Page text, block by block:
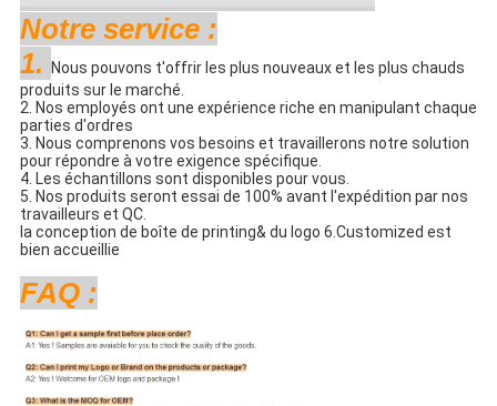
Notre service :
1.
Nous pouvons t'offrir les plus nouveaux et les plus chauds
produits sur le marché.
2. Nos employés ont une expérience riche en manipulant chaque
parties d'ordres
3. Nous comprenons vos besoins et travaillerons notre solution
pour répondre à votre exigence spécifique.
4. Les échantillons sont disponibles pour vous.
5. Nos produits seront essai de 100% avant l'expédition par nos
travailleurs et QC.
la conception de boîte de printing& du logo 6.Customized est
bien accueillie
FAQ :